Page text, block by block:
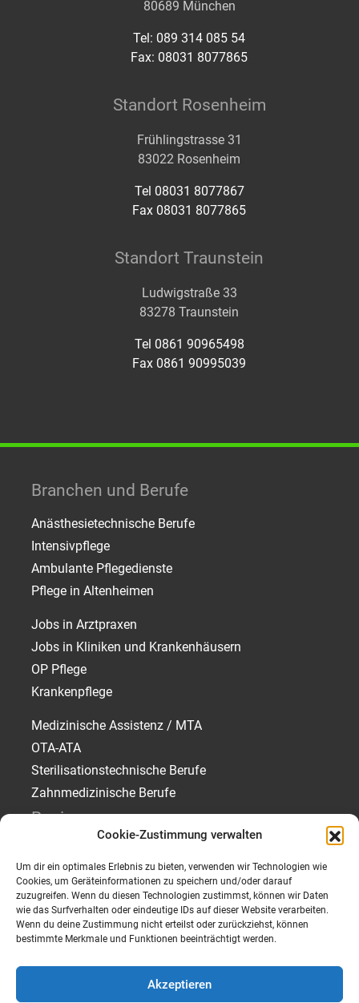
Cookie-Zustimmung verwalten
Um dir ein optimales Erlebnis zu bieten, verwenden wir Technologien wie
Cookies, um Geräteinformationen zu speichern und/oder darauf
zuzugreifen. Wenn du diesen Technologien zustimmst, können wir Daten
wie das Surfverhalten oder eindeutige IDs auf dieser Website verarbeiten.
Wenn du deine Zustimmung nicht erteilst oder zurückziehst, können
bestimmte Merkmale und Funktionen beeinträchtigt werden.
Akzeptieren
80689 München
Tel: 089 314 085 54
Fax: 08031 8077865
Standort Rosenheim
Frühlingstrasse 31
83022 Rosenheim
Tel 08031 8077867
Fax 08031 8077865
Standort Traunstein
Ludwigstraße 33
83278 Traunstein
Tel 0861 90965498
Fax 0861 90995039
Branchen und Berufe
Anästhesietechnische Berufe
Intensivpflege
Ambulante Pflegedienste
Pflege in Altenheimen
Jobs in Arztpraxen
Jobs in Kliniken und Krankenhäusern
OP Pflege
Krankenpflege
Medizinische Assistenz / MTA
OTA-ATA
Sterilisationstechnische Berufe
Zahnmedizinische Berufe
Regionen
Jobs in Rosenheim
Jobs in Traunstein
Jobs in Starnberg